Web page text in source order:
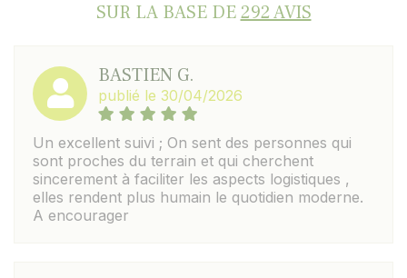
SUR LA BASE DE292 AVIS
BASTIEN G.
publié le 30/04/2026
Un excellent suivi ; On sent des personnes qui
sont proches du terrain et qui cherchent
sincerement à faciliter les aspects logistiques ,
elles rendent plus humain le quotidien moderne.
A encourager